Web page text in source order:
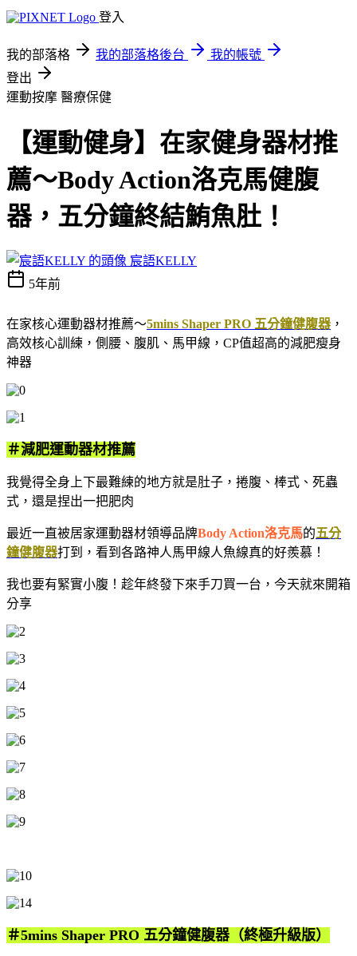
登入
我的部落格 我的部落格後台
我的帳號
登出
運動按摩 醫療保健
【運動健身】在家健身器材推
薦～Body Action洛克馬健腹
器，五分鐘終結鮪魚肚！
宸語KELLY
5年前
在家核心運動器材推薦～5mins Shaper PRO 五分鐘健腹器 ，
高效核心訓練，側腰、腹肌、馬甲線，CP值超高的減肥瘦身
神器
＃減肥運動器材推薦
我覺得全身上下最難練的地方就是肚子，捲腹、棒式、死蟲
式，還是捏出一把肥肉
最近一直被居家運動器材領導品牌Body Action洛克馬的五分
鐘健腹器打到，看到各路神人馬甲線人魚線真的好羨慕！
我也要有緊實小腹！趁年終發下來手刀買一台，今天就來開箱
分享
＃5mins Shaper PRO 五分鐘健腹器（終極升級版）